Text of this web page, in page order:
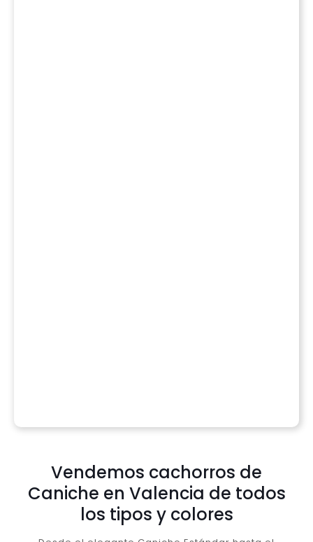
Vendemos cachorros de
Caniche en Valencia de todos
los tipos y colores